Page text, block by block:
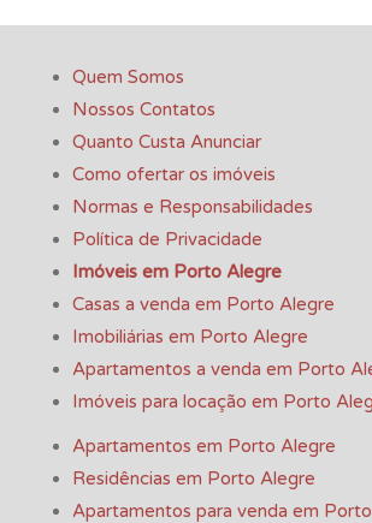
Quem Somos
Nossos Contatos
Quanto Custa Anunciar
Como ofertar os imóveis
Normas e Responsabilidades
Política de Privacidade
Imóveis em Porto Alegre
Casas a venda em Porto Alegre
Imobiliárias em Porto Alegre
Apartamentos a venda em Porto
Imóveis para locação em Porto
Apartamentos em Porto Alegre
Residências em Porto Alegre
Apartamentos para venda em